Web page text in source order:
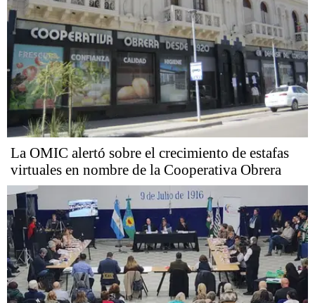
La OMIC alertó sobre el crecimiento de estafas
virtuales en nombre de la Cooperativa Obrera